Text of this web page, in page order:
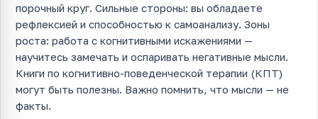
порочный круг. Сильные стороны: вы обладаете
рефлексией и способностью к самоанализу. Зоны
роста: работа с когнитивными искажениями —
научитесь замечать и оспаривать негативные мысли.
Книги по когнитивно-поведенческой терапии (КПТ)
могут быть полезны. Важно помнить, что мысли — не
факты.